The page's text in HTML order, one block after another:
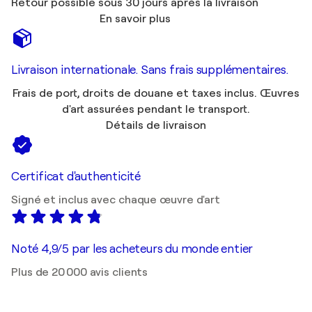
Retour possible sous 30 jours après la livraison
En savoir plus
Livraison internationale. Sans frais supplémentaires.
Frais de port, droits de douane et taxes inclus. Œuvres
d'art assurées pendant le transport.
Détails de livraison
Certificat d'authenticité
Signé et inclus avec chaque œuvre d'art
Noté 4,9/5 par les acheteurs du monde entier
Plus de 20 000 avis clients